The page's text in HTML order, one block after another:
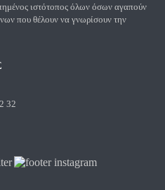
ιστότοπος όλων όσων αγαπούν
που θέλουν να γνωρίσουν την
32